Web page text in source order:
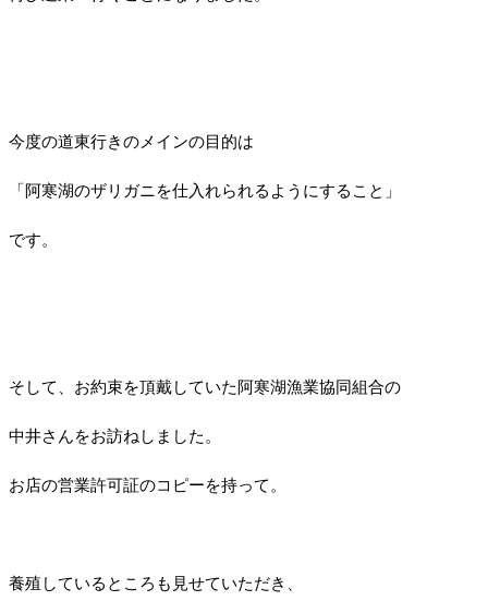
今度の道東行きのメインの目的は
「阿寒湖のザリガニを仕入れられるようにすること」
です。
そして、お約束を頂戴していた阿寒湖漁業協同組合の
中井さんをお訪ねしました。
お店の営業許可証のコピーを持って。
養殖しているところも見せていただき、